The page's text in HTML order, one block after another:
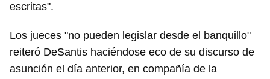
escritas".
Los jueces "no pueden legislar desde el banquillo"
reiteró DeSantis haciéndose eco de su discurso de
asunción el día anterior, en compañía de la